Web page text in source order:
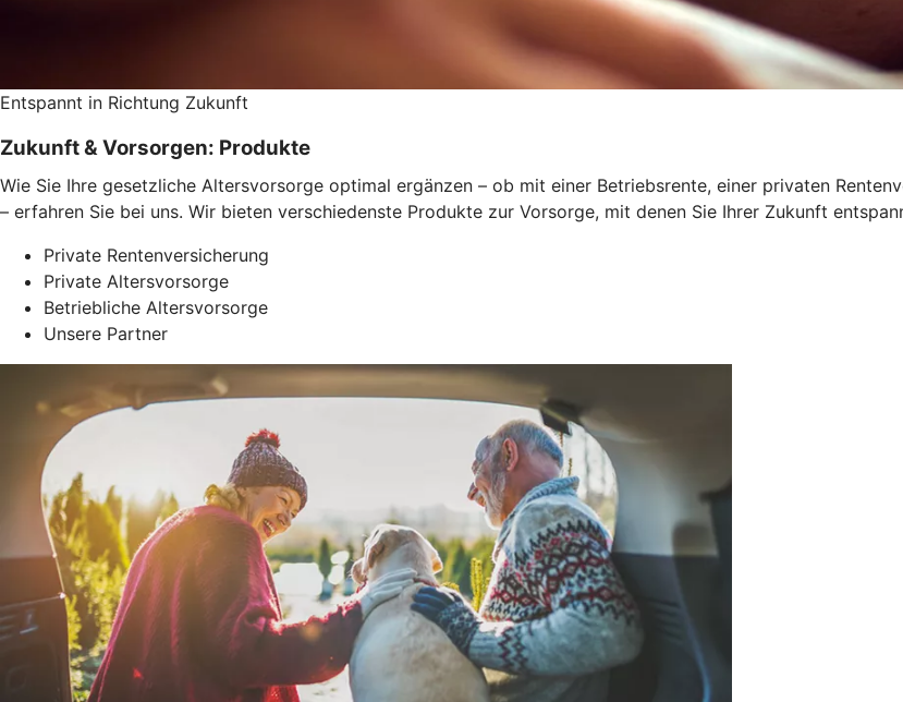
Entspannt in Richtung Zukunft
Zukunft & Vorsorgen: Produkte
Wie Sie Ihre gesetzliche Altersvorsorge optimal ergänzen – ob mit einer Betriebsrente, einer privaten
– erfahren Sie bei uns. Wir bieten verschiedenste Produkte zur Vorsorge, mit denen Sie Ihrer Zukunft
Private Rentenversicherung
Private Altersvorsorge
Betriebliche Altersvorsorge
Unsere Partner